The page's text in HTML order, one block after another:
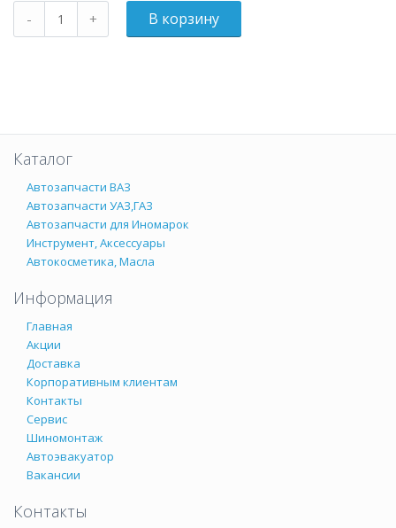
Каталог
Автозапчасти ВАЗ
Автозапчасти УАЗ,ГАЗ
Автозапчасти для Иномарок
Инструмент, Аксессуары
Автокосметика, Масла
Информация
Главная
Акции
Доставка
Корпоративным клиентам
Контакты
Сервис
Шиномонтаж
Автоэвакуатор
Вакансии
Контакты